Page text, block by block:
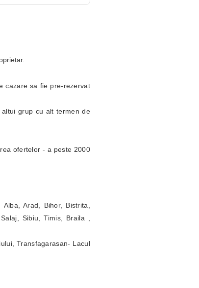
cazare sa fie pre-rezervat
grup cu alt termen de
ofertelor - a peste 2000
Alba, Arad, Bihor, Bistrita,
Sibiu, Timis, Braila ,
Transfagarasan- Lacul